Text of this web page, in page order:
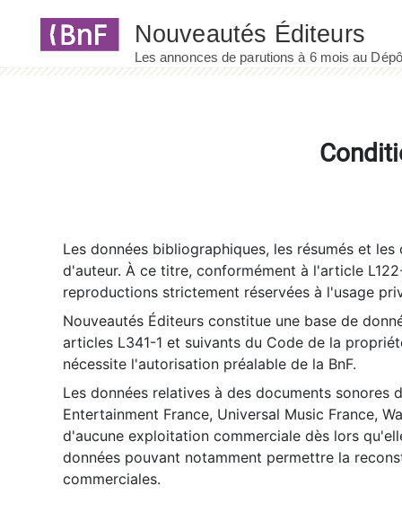
Les données bibliographiques, les résumés et
d'auteur. À ce titre, conformément à l'article
reproductions strictement réservées à l'usage
Nouveautés Éditeurs constitue une base de
articles L341-1 et suivants du Code de la
nécessite l'autorisation préalable de la BnF.
Les données relatives à des documents sonores
Entertainment France, Universal Music France,
d'aucune exploitation commerciale dès lors
données pouvant notamment permettre la
commerciales.